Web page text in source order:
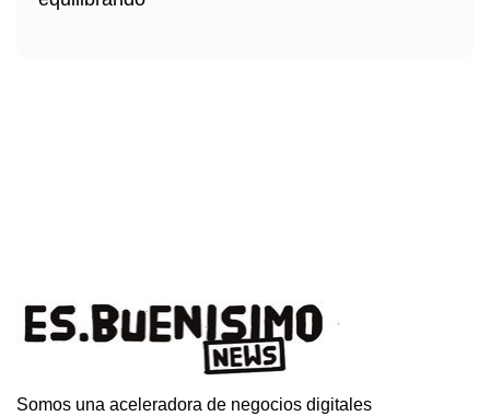
Somos una aceleradora de negocios digitales